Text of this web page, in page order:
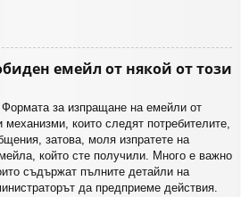
емейл от някой от този
за изпращане на емейли от
които следят потребителите,
затова, моля изпратете на
който сте получили. Много е важно
съдържат пълните детайли на
да предприеме действия.